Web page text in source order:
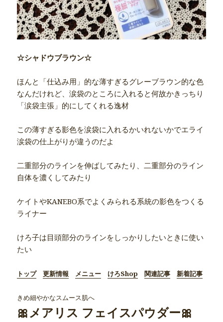
☆シャドウブラウン☆
ほんと「仕込み用」的な薄すぎるグレーブラウン的な色
なんだけれど、涙袋のところに入れると何故かきっちり
「涙袋主張」的にしてくれる逸材
この薄すぎる影色を涙袋に入れるかいれないかでエライ
涙袋の仕上がりが違うのだよ
二重部分のラインを伸ばしてみたり、二重部分のライン
自体を濃くしてみたり
ケイトやKANEBO系でよくみられる系統の影色をつくる
ライナー
けろ子は目頭部分のラインをしっかりしたいときに使い
たい
トップ 更新情報 メニュー けろShop 関連記事 新着記事
きめ細やかなスムース肌へ
🎀メアリス フェイスパウダー🎀